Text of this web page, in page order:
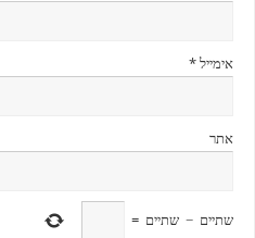
אימייל*
אתר
שתיים − שתיים =